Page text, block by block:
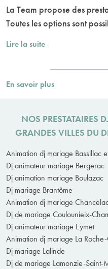
La Team propose des
Toutes les options sont
Lire la suite
En savoir plus
NOS PRESTATAIRES
GRANDES VILLES DU
Animation dj mariage Bassillac
Dj animateur mariage Bergerac
Dj animation mariage Boulazac
Dj mariage Brantôme
Animation dj mariage
Dj de mariage Coulounieix-
Dj animateur mariage Eymet
Animation dj mariage La
Dj mariage Lalinde
Dj de mariage Lamonzie-Saint-